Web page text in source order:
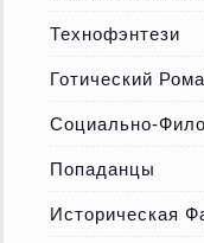
Технофэнтези
Готический
Социально-
Попаданцы
Историческая